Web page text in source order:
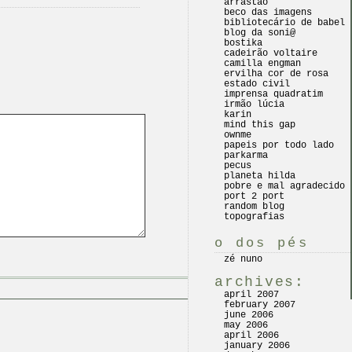
arrastão
beco das imagens
bibliotecário de babel
blog da soni@
bostika
cadeirão voltaire
camilla engman
ervilha cor de rosa
estado civil
imprensa quadratim
irmão lúcia
karin
mind this gap
ownme
papeis por todo lado
parkarma
pecus
planeta hilda
pobre e mal agradecido
port 2 port
random blog
topografias
o dos pés
zé nuno
archives:
april 2007
february 2007
june 2006
may 2006
april 2006
january 2006